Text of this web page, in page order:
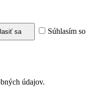
Súhlasím so
údajov.